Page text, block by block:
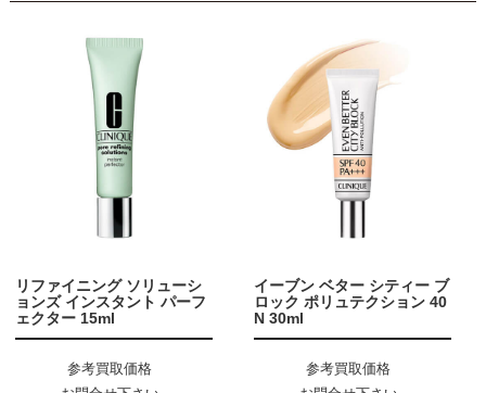
リファイニング ソリューシ
ョンズ インスタント パーフ
ェクター 15ml
参考買取価格
イーブン ベター シティー ブ
ロック ポリュテクション 40
N 30ml
参考買取価格